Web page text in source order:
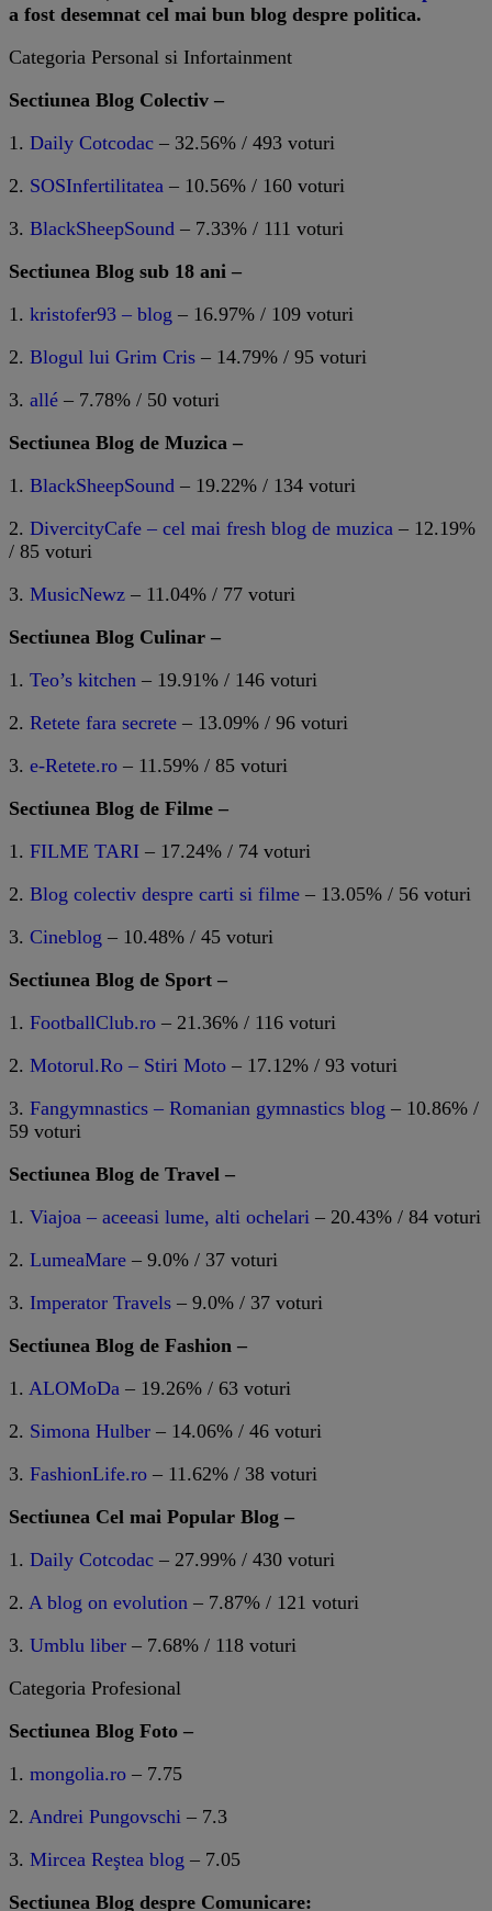
a fost desemnat cel mai bun blog despre politica.
Categoria Personal si Infortainment
Sectiunea Blog Colectiv –
1. Daily Cotcodac – 32.56% / 493 voturi
2. SOSInfertilitatea – 10.56% / 160 voturi
3. BlackSheepSound – 7.33% / 111 voturi
Sectiunea Blog sub 18 ani –
1. kristofer93 – blog – 16.97% / 109 voturi
2. Blogul lui Grim Cris – 14.79% / 95 voturi
3. allé – 7.78% / 50 voturi
Sectiunea Blog de Muzica –
1. BlackSheepSound – 19.22% / 134 voturi
2. DivercityCafe – cel mai fresh blog de muzica – 12.19%
/ 85 voturi
3. MusicNewz – 11.04% / 77 voturi
Sectiunea Blog Culinar –
1. Teo’s kitchen – 19.91% / 146 voturi
2. Retete fara secrete – 13.09% / 96 voturi
3. e-Retete.ro – 11.59% / 85 voturi
Sectiunea Blog de Filme –
1. FILME TARI – 17.24% / 74 voturi
2. Blog colectiv despre carti si filme – 13.05% / 56 voturi
3. Cineblog – 10.48% / 45 voturi
Sectiunea Blog de Sport –
1. FootballClub.ro – 21.36% / 116 voturi
2. Motorul.Ro – Stiri Moto – 17.12% / 93 voturi
3. Fangymnastics – Romanian gymnastics blog – 10.86% /
59 voturi
Sectiunea Blog de Travel –
1. Viajoa – aceeasi lume, alti ochelari – 20.43% / 84 voturi
2. LumeaMare – 9.0% / 37 voturi
3. Imperator Travels – 9.0% / 37 voturi
Sectiunea Blog de Fashion –
1. ALOMoDa – 19.26% / 63 voturi
2. Simona Hulber – 14.06% / 46 voturi
3. FashionLife.ro – 11.62% / 38 voturi
Sectiunea Cel mai Popular Blog –
1. Daily Cotcodac – 27.99% / 430 voturi
2. A blog on evolution – 7.87% / 121 voturi
3. Umblu liber – 7.68% / 118 voturi
Categoria Profesional
Sectiunea Blog Foto –
1. mongolia.ro – 7.75
2. Andrei Pungovschi – 7.3
3. Mircea Reştea blog – 7.05
Sectiunea Blog despre Comunicare: